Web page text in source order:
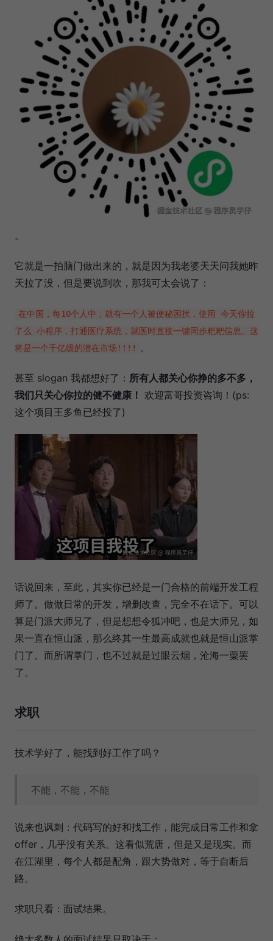
。
它就是一拍脑门做出来的，就是因为我老婆天天问我她昨
天拉了没，但是要说到吹，那我可太会说了：
在中国，每10个人中，就有一个人被便秘困扰，使用 今天你拉
了么 小程序，打通医疗系统，就医时直接一键同步粑粑信息。这
将是一个千亿级的潜在市场!!!!
。
甚至 slogan 我都想好了： 所有人都关心你挣的多不多，
我们只关心你拉的健不健康！ 欢迎富哥投资咨询！(ps:
这个项目王多鱼已经投了)
话说回来，至此，其实你已经是一门合格的前端开发工程
师了。做做日常的开发，增删改查，完全不在话下。可以
算是门派大师兄了，但是想想令狐冲吧，也是大师兄，如
果一直在恒山派，那么终其一生最高成就也就是恒山派掌
门了。而所谓掌门，也不过就是过眼云烟，沧海一粟罢
了。
求职
技术学好了，能找到好工作了吗？
不能，不能，不能
说来也讽刺：代码写的好和找工作，能完成日常工作和拿
offer，几乎没有关系。这看似荒唐，但是又是现实。而
在江湖里，每个人都是配角，跟大势做对，等于自断后
路。
求职只看：面试结果。